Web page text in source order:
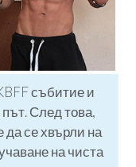
събитие и
След това,
да се хвърли на
на чиста